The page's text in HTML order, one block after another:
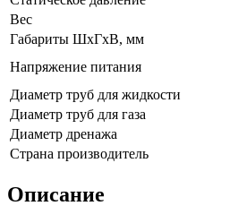
Вес
Габариты ШхГхВ, мм
Напряжение питания
Диаметр труб для жидкости
Диаметр труб для газа
Диаметр дренажа
Страна производитель
Описание